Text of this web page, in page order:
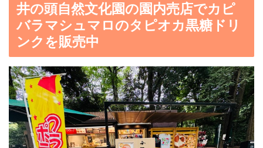
井の頭自然文化園の園内売店でカピ
バラマシュマロのタピオカ黒糖ドリ
ンクを販売中